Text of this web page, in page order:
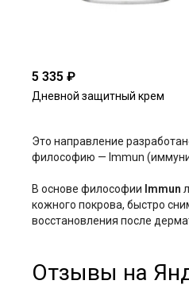
5 335 ₽
Дневной защитный крем
Это направление
философию — Immun
В основе философии Immun
кожного покрова, быстро
восстановления после
Отзывы на